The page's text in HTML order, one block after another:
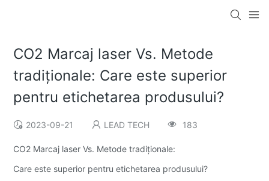
CO2 Marcaj laser Vs. Metode
tradiționale: Care este superior
pentru etichetarea produsului?
2023-09-21 LEAD TECH 183
CO2 Marcaj laser Vs. Metode tradiționale:
Care este superior pentru etichetarea produsului?